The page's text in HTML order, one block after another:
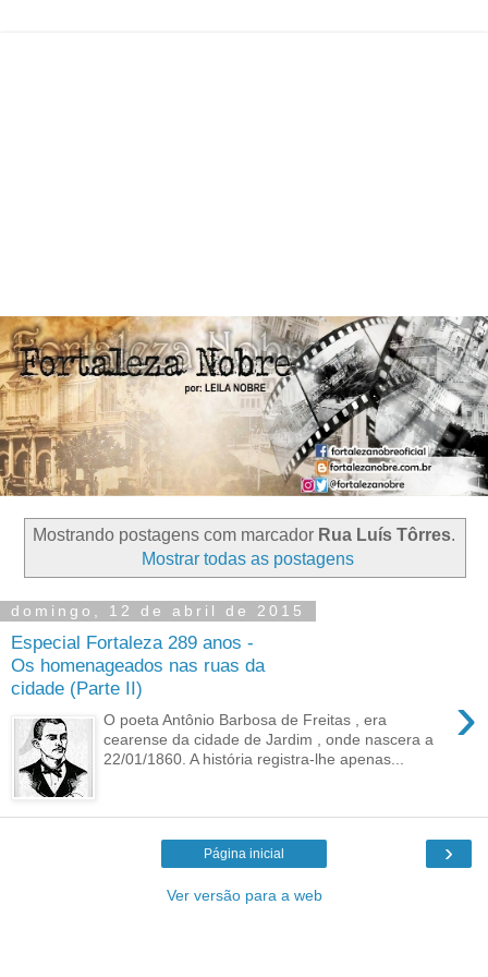
Mostrando postagens com marcador Rua Luís Tôrres.
Mostrar todas as postagens
domingo, 12 de abril de 2015
Especial Fortaleza 289 anos -
Os homenageados nas ruas da
cidade (Parte II)
›
O poeta Antônio Barbosa de Freitas , era
cearense da cidade de Jardim , onde nascera a
22/01/1860. A história registra-lhe apenas...
›
Página inicial
Ver versão para a web